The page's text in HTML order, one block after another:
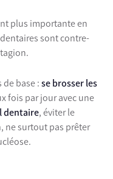
plus importante en
sont contre-
de base : se brosser les
fois par jour avec une
dentaire, éviter le
ne surtout pas prêter